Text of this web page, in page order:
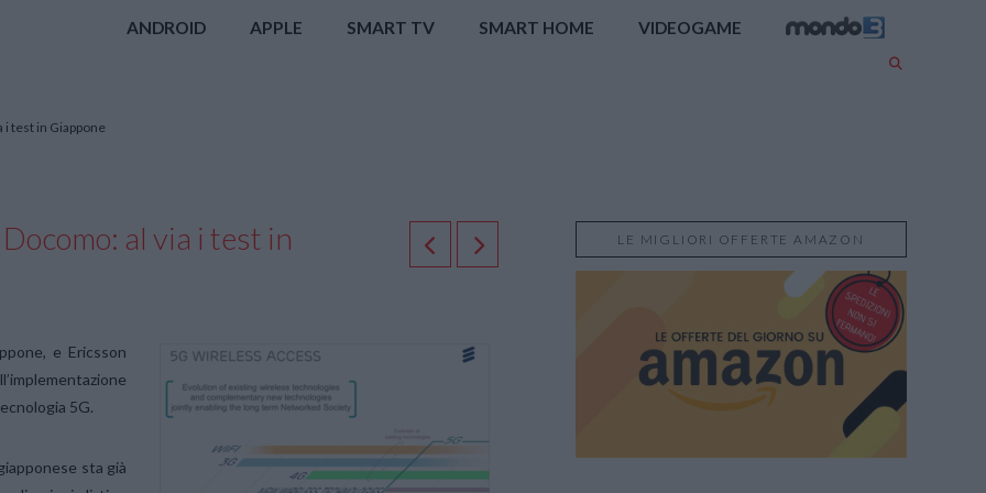
ANDROID APPLE SMART TV SMART HOME VIDEOGAME
i test in Giappone
al via i test in
e Ericsson
5G.
sta già
LE MIGLIORI OFFERTE AMAZON